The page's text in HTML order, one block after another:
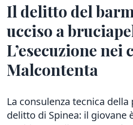
Il delitto del
ucciso a
L’esecuzione nei
Malcontenta
La consulenza tecnica
delitto di Spinea: il giovane